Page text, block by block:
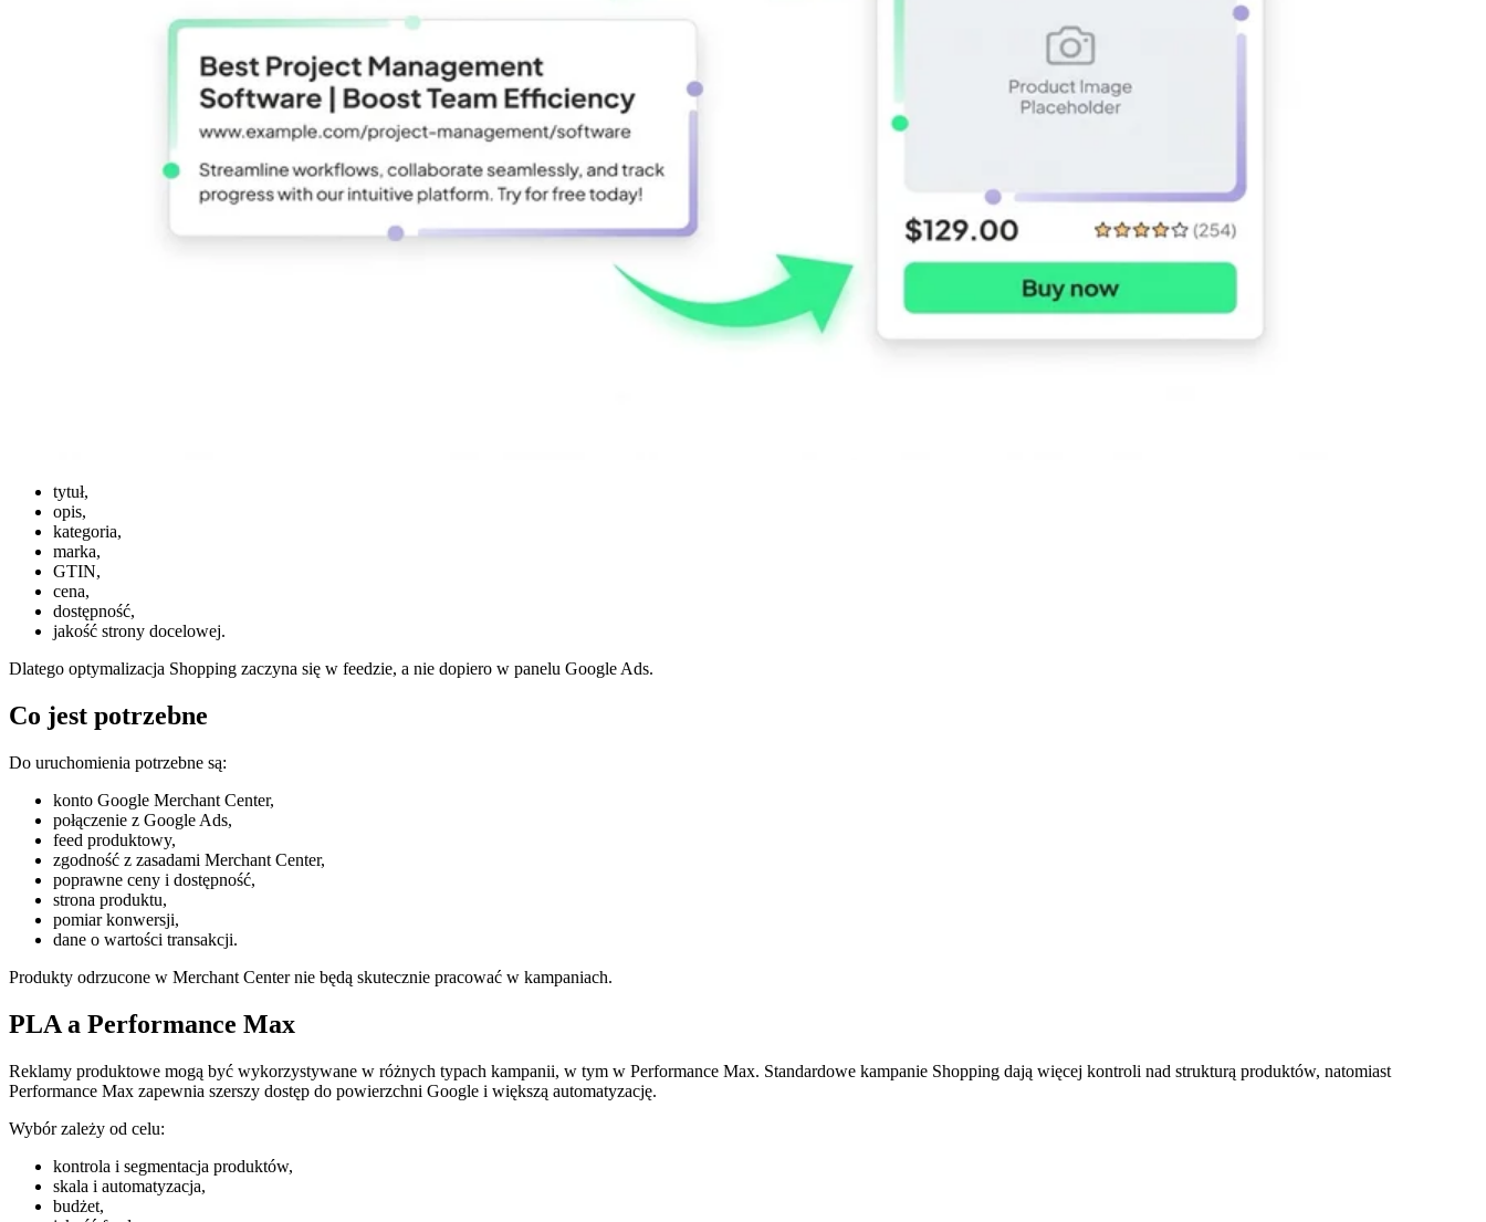
tytuł,
opis,
kategoria,
marka,
GTIN,
cena,
dostępność,
jakość strony docelowej.
Dlatego optymalizacja Shopping zaczyna się w feedzie, a nie dopiero w panelu Google Ads.
Co jest potrzebne
Do uruchomienia potrzebne są:
konto Google Merchant Center,
połączenie z Google Ads,
feed produktowy,
zgodność z zasadami Merchant Center,
poprawne ceny i dostępność,
strona produktu,
pomiar konwersji,
dane o wartości transakcji.
Produkty odrzucone w Merchant Center nie będą skutecznie pracować w kampaniach.
PLA a Performance Max
Reklamy produktowe mogą być wykorzystywane w różnych typach kampanii, w tym w Performance Max. Standardowe kampanie Shopping dają więcej kontroli nad strukturą produktów, natomiast
Performance Max zapewnia szerszy dostęp do powierzchni Google i większą automatyzację.
Wybór zależy od celu:
kontrola i segmentacja produktów,
skala i automatyzacja,
budżet,